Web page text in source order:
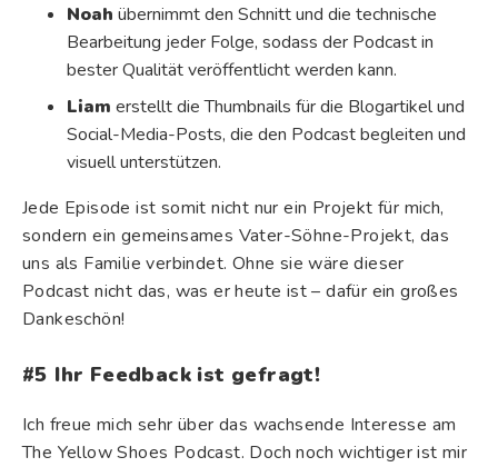
Noah übernimmt den Schnitt und die technische
Bearbeitung jeder Folge, sodass der Podcast in
bester Qualität veröffentlicht werden kann.
Liam erstellt die Thumbnails für die Blogartikel und
Social-Media-Posts, die den Podcast begleiten und
visuell unterstützen.
Jede Episode ist somit nicht nur ein Projekt für mich,
sondern ein gemeinsames Vater-Söhne-Projekt, das
uns als Familie verbindet. Ohne sie wäre dieser
Podcast nicht das, was er heute ist – dafür ein großes
Dankeschön!
#5 Ihr Feedback ist gefragt!
Ich freue mich sehr über das wachsende Interesse am
The Yellow Shoes Podcast. Doch noch wichtiger ist mir